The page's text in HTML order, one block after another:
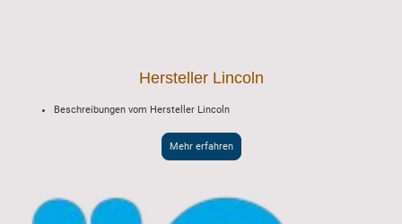
Hersteller Lincoln
Beschreibungen vom Hersteller Lincoln
Mehr erfahren